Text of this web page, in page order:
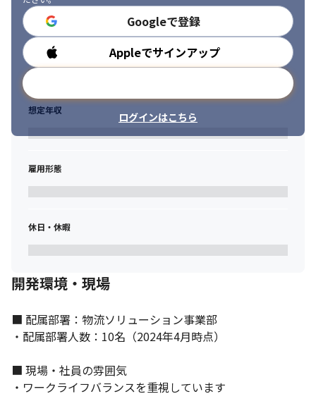
Googleで登録
Appleでサインアップ
ログインはこちら
勤務時間
想定年収
雇用形態
休日・休暇
開発環境・現場
■ 配属部署：物流ソリューション事業部
・配属部署人数：10名（2024年4月時点）
■ 現場・社員の雰囲気
・ワークライフバランスを重視しています